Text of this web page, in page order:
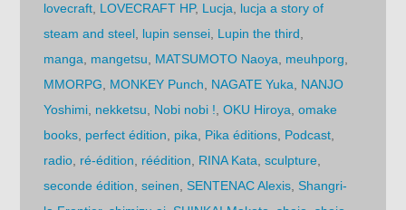
lovecraft LOVECRAFT HP, Lucja
lucja a story of
steam and steel lupin sensei Lupin the third
manga
mangetsu MATSUMOTO Naoya meuhporg
MMORPG
MONKEY Punch NAGATE Yuka
NANJO
Yoshimi nekketsu Nobi nobi ! ,OKU Hiroya ,omake
books perfect édition pika Pika éditions Podcast
radio ré-édition réédition RINA Kata ,sculpture
seconde édition ,seinen ,SENTENAC Alexis ,Shangri-